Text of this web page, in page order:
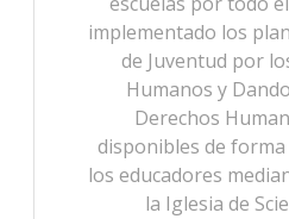
implementado los
de Juventud por
Humanos y
Derechos
disponibles de
los educadores
la Iglesia de